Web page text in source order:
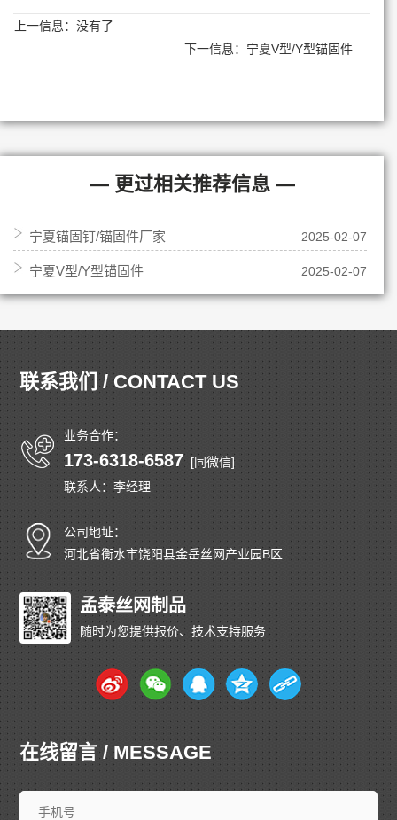
上一信息：没有了
下一信息： 宁夏V型/Y型锚固件
— 更过相关推荐信息 —
宁夏锚固钉/锚固件厂家 2025-02-07
宁夏V型/Y型锚固件 2025-02-07
联系我们 / CONTACT US
业务合作：
173-6318-6587[同微信]
联系人：李经理
公司地址：
河北省衡水市饶阳县金岳丝网产业园B区
孟泰丝网制品
随时为您提供报价、技术支持服务
在线留言 / MESSAGE